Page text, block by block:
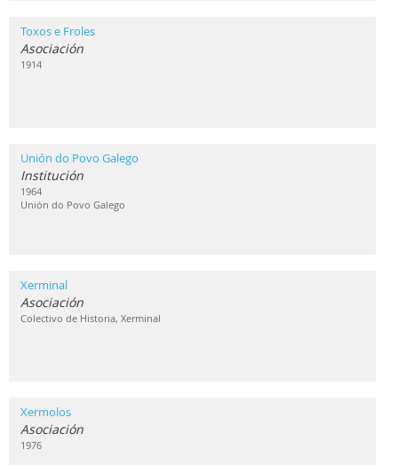
Toxos e Froles
Asociación
1914
Unión do Povo Galego
Institución
1964
Unión do Povo Galego
Xerminal
Asociación
Colectivo de Historia, Xerminal
Xermolos
Asociación
1976